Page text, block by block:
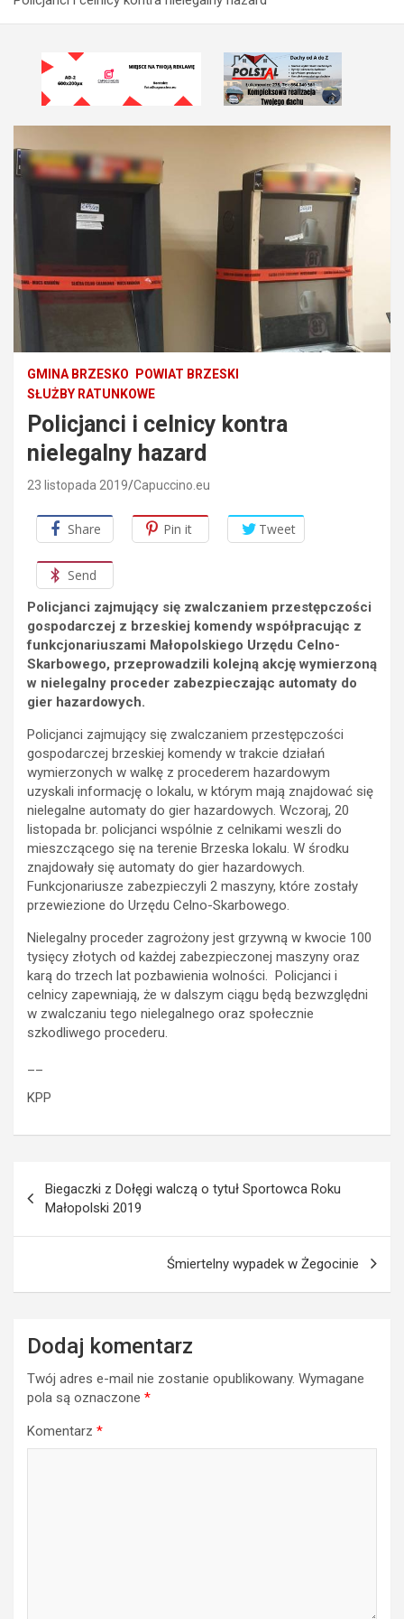
GMINA BRZESKO
POWIAT BRZESKI
SŁUŻBY RATUNKOWE
Policjanci i celnicy kontra
nielegalny hazard
23 listopada 2019 Capuccino.eu
Share Pin it Tweet
Send
Policjanci zajmujący się zwalczaniem przestępczości
gospodarczej z brzeskiej komendy współpracując z
funkcjonariuszami Małopolskiego Urzędu Celno-
Skarbowego, przeprowadzili kolejną akcję wymierzoną
w nielegalny proceder zabezpieczając automaty do
gier hazardowych.
Policjanci zajmujący się zwalczaniem przestępczości
gospodarczej brzeskiej komendy w trakcie działań
wymierzonych w walkę z procederem hazardowym
uzyskali informację o lokalu, w którym mają znajdować się
nielegalne automaty do gier hazardowych. Wczoraj, 20
listopada br. policjanci wspólnie z celnikami weszli do
mieszczącego się na terenie Brzeska lokalu. W środku
znajdowały się automaty do gier hazardowych.
Funkcjonariusze zabezpieczyli 2 maszyny, które zostały
przewiezione do Urzędu Celno-Skarbowego.
Nielegalny proceder zagrożony jest grzywną w kwocie 100
tysięcy złotych od każdej zabezpieczonej maszyny oraz
karą do trzech lat pozbawienia wolności. Policjanci i
celnicy zapewniają, że w dalszym ciągu będą bezwzględni
w zwalczaniu tego nielegalnego oraz społecznie
szkodliwego procederu.
KPP
wpisu
Biegaczki z Dołęgi walczą o tytuł Sportowca Roku
Małopolski 2019
Śmiertelny wypadek w Żegocinie
Dodaj komentarz
Twój adres e-mail nie zostanie opublikowany. Wymagane
pola są oznaczone *
Komentarz *